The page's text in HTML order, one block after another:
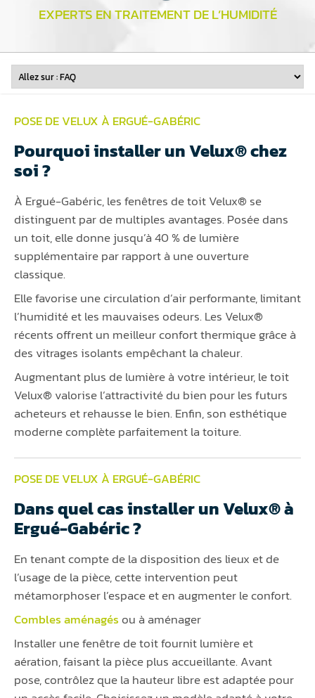
EXPERTS EN TRAITEMENT DE L’HUMIDITÉ
POSE DE VELUX À ERGUÉ-GABÉRIC
Pourquoi installer un Velux® chez
soi ?
À Ergué-Gabéric, les fenêtres de toit Velux® se
distinguent par de multiples avantages. Posée dans
un toit, elle donne jusqu’à 40 % de lumière
supplémentaire par rapport à une ouverture
classique.
Elle favorise une circulation d’air performante, limitant
l’humidité et les mauvaises odeurs. Les Velux®
récents offrent un meilleur confort thermique grâce à
des vitrages isolants empêchant la chaleur.
Augmentant plus de lumière à votre intérieur, le toit
Velux® valorise l’attractivité du bien pour les futurs
acheteurs et rehausse le bien. Enfin, son esthétique
moderne complète parfaitement la toiture.
POSE DE VELUX À ERGUÉ-GABÉRIC
Dans quel cas installer un Velux® à
Ergué-Gabéric ?
En tenant compte de la disposition des lieux et de
l’usage de la pièce, cette intervention peut
métamorphoser l’espace et en augmenter le confort.
Combles aménagés ou à aménager
Installer une fenêtre de toit fournit lumière et
aération, faisant la pièce plus accueillante. Avant
pose, contrôlez que la hauteur libre est adaptée pour